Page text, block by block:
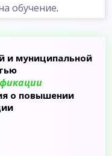
обучение.
и муниципальной
о повышении